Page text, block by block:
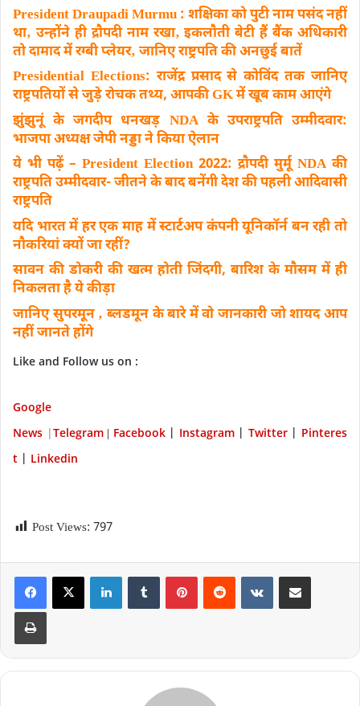
President Draupadi Murmu : शक्षिका को पुटी नाम पसंद नहीं
था‚ उन्होंने ही द्रौपदी नाम रखा‚ इकलौती बेटी हैं बैंक अधिकारी
तो दामाद में रग्बी प्लेयर‚ जानिए राष्ट्रपति की अनछुई बातें
Presidential Elections: राजेंद्र प्रसाद से कोविंद तक जानिए
राष्ट्रपतियों से जुड़े रोचक तथ्य, आपकी GK में खूब काम आएंगे
झुंझुनूं के जगदीप धनखड़ NDA के उपराष्ट्रपति उम्मीदवार:
भाजपा अध्यक्ष जेपी नड्डा ने किया ऐलान
ये भी पढ़ें – President Election 2022: द्रौपदी मुर्मू NDA की
राष्ट्रपति उम्मीदवार- जीतने के बाद बनेंगी देश की पहली आदिवासी
राष्ट्रपति
यदि भारत में हर एक माह में स्टार्टअप कंपनी यूनिकॉर्न बन रही तो
नौकरियां क्यों जा रहीं?
सावन की डोकरी की खत्म होती जिंदगी, बारिश के मौसम में ही
निकलता है ये कीड़ा
जानिए सुपरमून ‚ ब्लडमून के बारे में वो जानकारी जो शायद आप
नहीं जानते होंगे
Like and Follow us on :
Google
News |Telegram Facebook| Instagram| Twitter| Pinteres
t
Linkedin
Post Views: 797